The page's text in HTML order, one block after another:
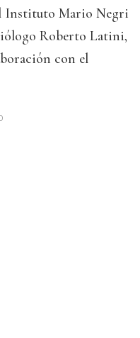
Instituto Mario Negri
Roberto Latini,
con el